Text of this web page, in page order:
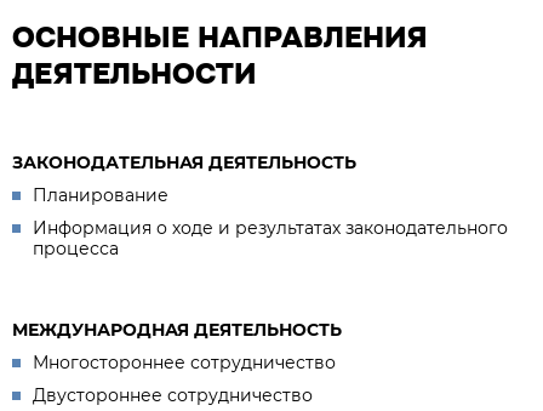
ОСНОВНЫЕ НАПРАВЛЕНИЯ
ДЕЯТЕЛЬНОСТИ
ЗАКОНОДАТЕЛЬНАЯ ДЕЯТЕЛЬНОСТЬ
Планирование
Информация о ходе и результатах законодательного
процесса
МЕЖДУНАРОДНАЯ ДЕЯТЕЛЬНОСТЬ
Многостороннее сотрудничество
Двустороннее сотрудничество